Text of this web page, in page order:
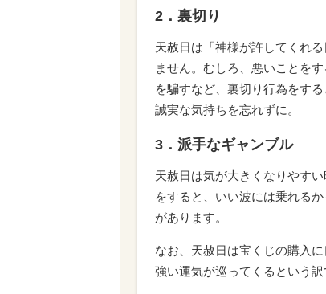
2．裏切り
天赦日は「神様が許してくれ
ません。むしろ、悪いことを
を騙すなど、裏切り行為をす
誠実な気持ちを忘れずに。
3．派手なギャンブル
天赦日は気が大きくなりやす
をすると、いい波には乗れる
があります。
なお、天赦日は宝くじの購入
強い運気が巡ってくるという